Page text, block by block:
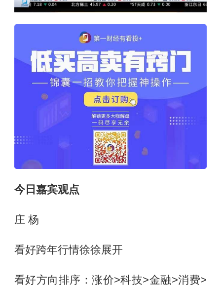
今日嘉宾观点
庄 杨
看好跨年行情徐徐展开
看好方向排序：涨价>科技>金融>消费>